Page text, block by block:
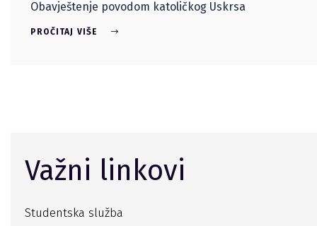
Obavještenje povodom katoličkog Uskrsa
PROČITAJ VIŠE
Važni linkovi
Studentska služba